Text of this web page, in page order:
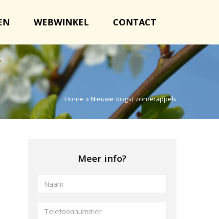
WEBWINKEL CONTACT
Home » Nieuwe oogst zomerappels
Meer info?